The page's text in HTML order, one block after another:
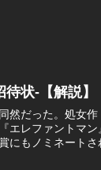
状-【解説】
然だった。処女作
エレファントマン
にもノミネートさ